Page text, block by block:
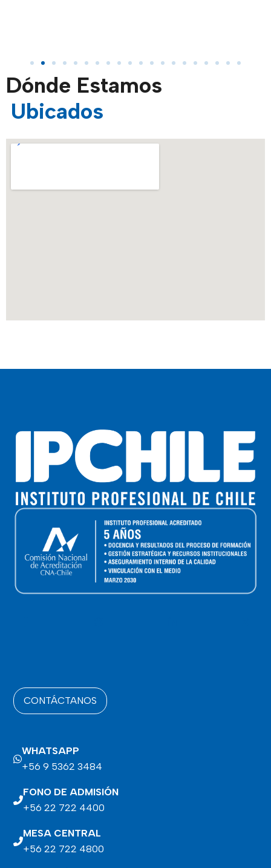
Dónde Estamos
Ubicados
CONTÁCTANOS
WHATSAPP
+56 9 5362 3484
FONO DE ADMISIÓN
+56 22 722 4400
MESA CENTRAL
+56 22 722 4800